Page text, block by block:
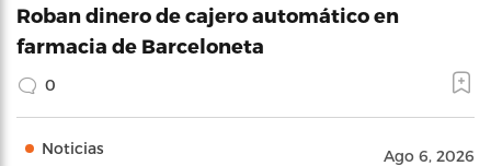
Roban dinero de cajero automático en
farmacia de Barceloneta
0
Noticias Ago 6, 2026